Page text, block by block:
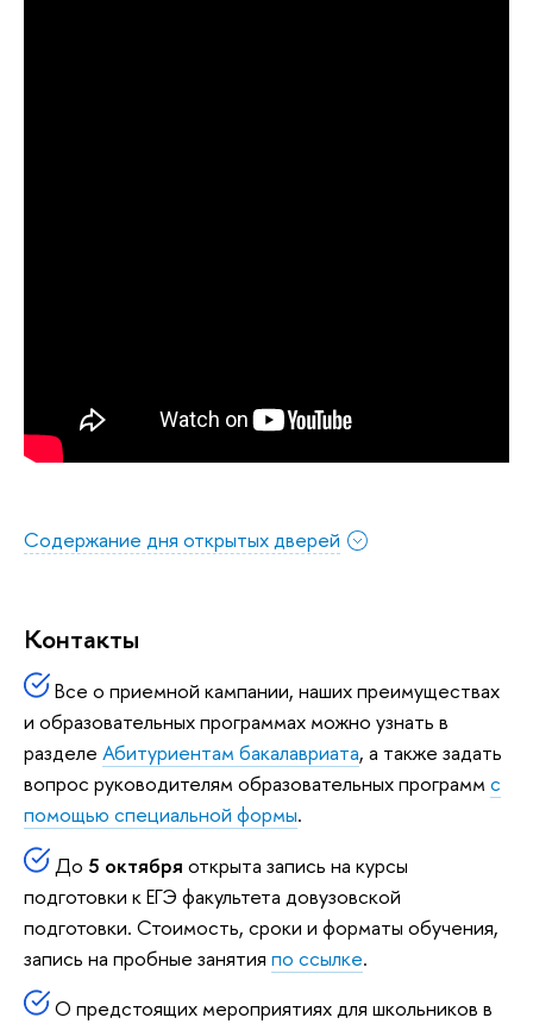
Содержание дня открытых дверей
Контакты
Все о приемной кампании, наших преимуществах
и образовательных программах можно узнать в
разделе Абитуриентам бакалавриата, а также задать
вопрос руководителям образовательных программ с
помощью специальной формы.
До 5 октября открыта запись на курсы
подготовки к ЕГЭ факультета довузовской
подготовки. Стоимость, сроки и форматы обучения,
запись на пробные занятия по ссылке.
О предстоящих мероприятиях для школьников в